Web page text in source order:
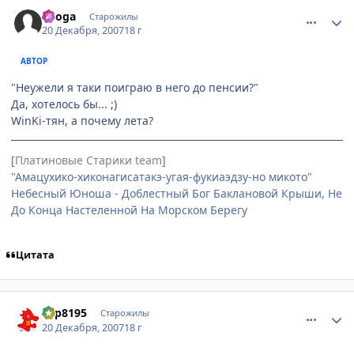
Ryoga Старожилы
20 Декабря, 200718 г
АВТОР
"Неужели я таки поиграю в него до пенсии?"
Да, хотелось бы... ;)
WinKi-тян, а почему лета?
[Платиновые Старики team]
"Амацухико-хиконагисатакэ-угая-фукиаэдзу-но микото"
Небесный Юноша - Доблестный Бог Баклановой Крыши, Не
До Конца Настеленной На Морском Берегу
Цитата
dsp8195 Старожилы
20 Декабря, 200718 г